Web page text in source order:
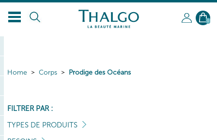
0
Home Corps Prodige des Océans
FILTRER PAR :
TYPES DE PRODUITS